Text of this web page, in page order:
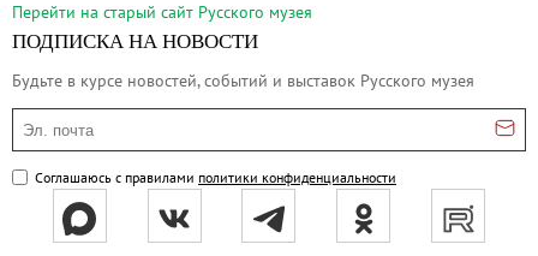
Эпоха Императора Александра III и её
Архип Куинджи. Иллюзия света
Русская традиция
Посетителям
Справочная информация
Перейти на cтарый сайт Русского музея
ПОДПИСКА НА НОВОСТИ
Будьте в курсе новостей, событий и выставок Русского музея
Эл. почта
Соглашаюсь с правилами политики конфиденциальности